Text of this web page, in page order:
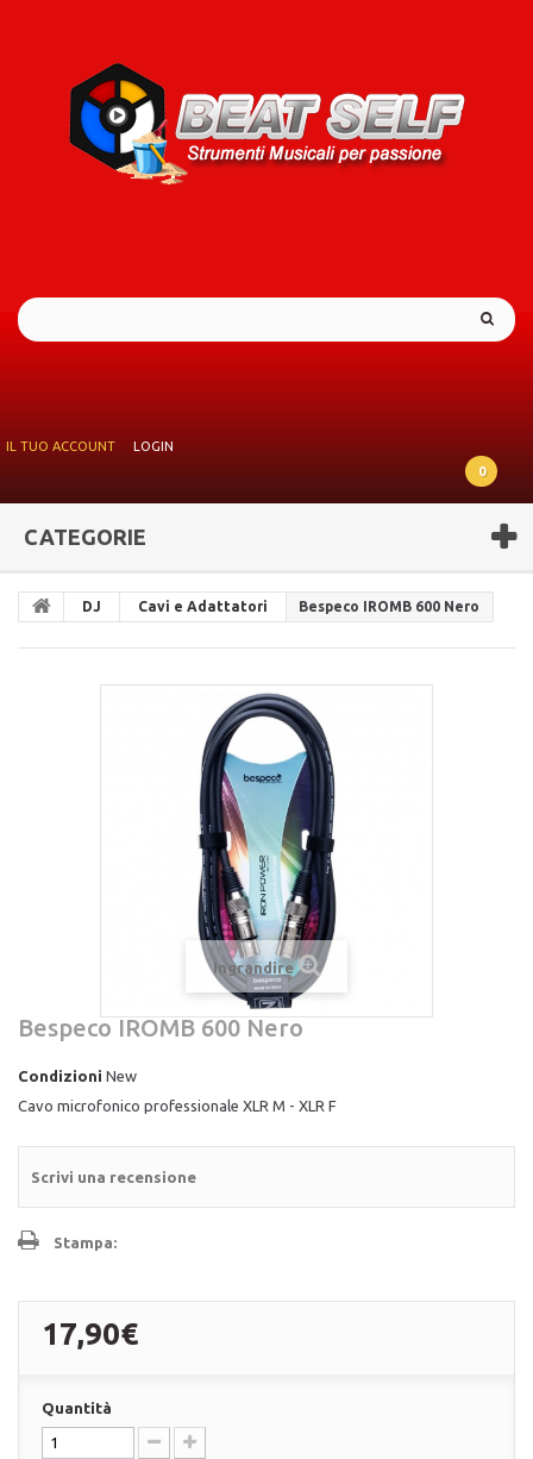
IL TUO ACCOUNT
LOGIN
0
CATEGORIE
DJ Cavi e Adattatori Bespeco IROMB 600 Nero
Ingrandire
Bespeco IROMB 600 Nero
Condizioni New
Cavo microfonico professionale XLR M - XLR F
Scrivi una recensione
Stampa:
17,90€
Quantità